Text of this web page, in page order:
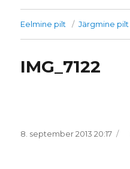
Eelmine pilt Järgmine pilt
IMG_7122
Postitatud
8. september 2013 20:17